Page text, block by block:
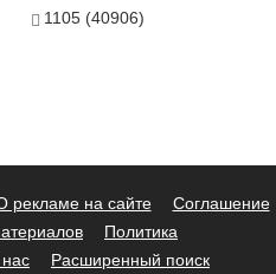
1105 (40906)
рекламе на сайте
Соглашение
Политика
Расширенный поиск